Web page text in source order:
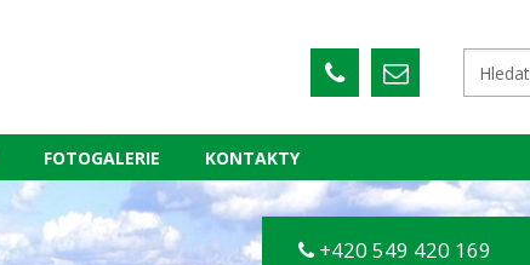
FOTOGALERIE KONTAKTY
+420 549 420 169